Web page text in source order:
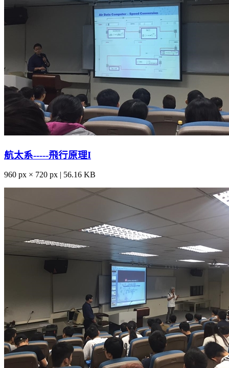
航太系-----飛行原理I
960 px × 720 px | 56.16 KB